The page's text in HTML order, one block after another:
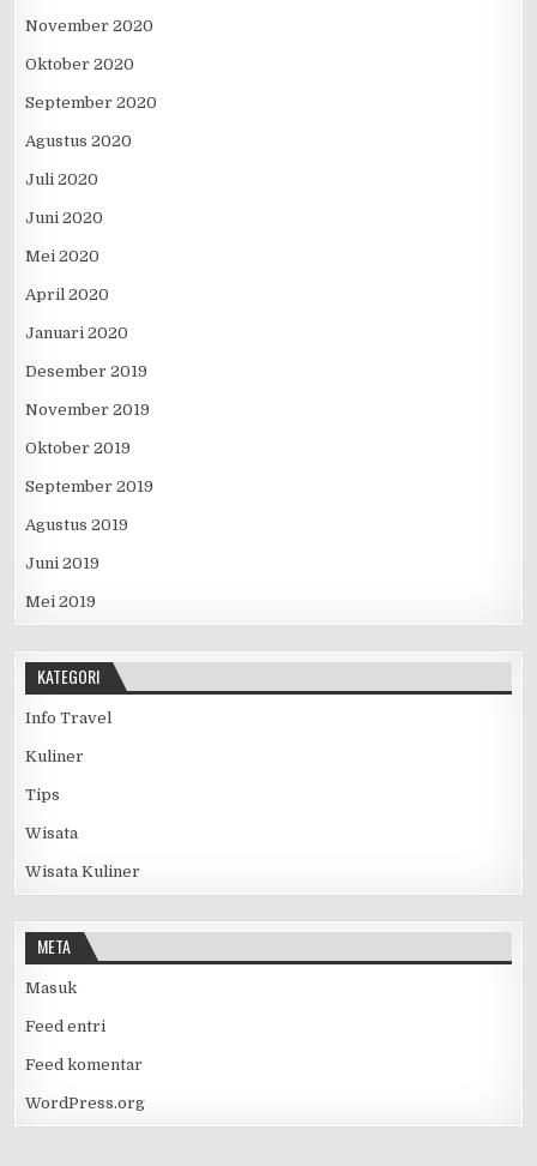
November 2020
Oktober 2020
September 2020
Agustus 2020
Juli 2020
Juni 2020
Mei 2020
April 2020
Januari 2020
Desember 2019
November 2019
Oktober 2019
September 2019
Agustus 2019
Juni 2019
Mei 2019
KATEGORI
Info Travel
Kuliner
Tips
Wisata
Wisata Kuliner
META
Masuk
Feed entri
Feed komentar
WordPress.org